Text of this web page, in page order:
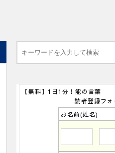
【無料】1日1分！能の言葉
読者登録フォ
お名前(姓名)